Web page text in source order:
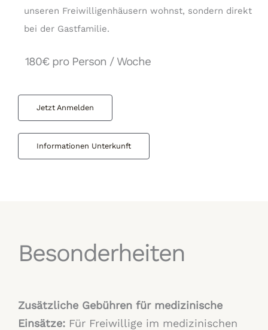
unseren Freiwilligenhäusern wohnst, sondern direkt
bei der Gastfamilie.
180€ pro Person / Woche
Jetzt Anmelden
Informationen Unterkunft
Besonderheiten
Zusätzliche Gebühren für medizinische
Einsätze: Für Freiwillige im medizinischen